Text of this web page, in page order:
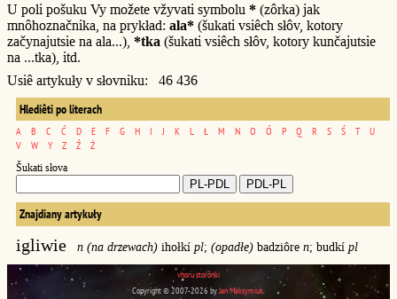
U poli pošuku Vy možete vžyvati symbolu * (zôrka) jak
mnôhoznačnika, na prykład: ala* (šukati vsiêch słôv, kotory
začynajutsie na ala...), *tka (šukati vsiêch słôv, kotory kunčajutsie
na ...tka), itd.
Usiê artykuły v słovniku: 46 436
Hlediêti po literach
A B C Ć D E F G H I J K L Ł M N O Ó P Q R S Ś T
U
V
W Y Z Ź Ż
Šukati słova
Znajdiany artykuły
igliwie n (na drzewach) ihołkí pl; (opadłe) badziôre n; budkí pl
vhoru storônki
Copyright © 2007-2026 byJan Maksymiuk